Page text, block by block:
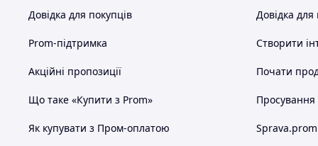
Довідка для покупців
Prom-підтримка
Акційні пропозиції
Що таке «Купити з Prom»
Як купувати з Пром-оплатою
Довідка для
Створити
Почати
Просування